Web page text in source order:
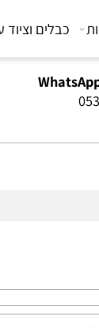
כבלים וציוד עזר